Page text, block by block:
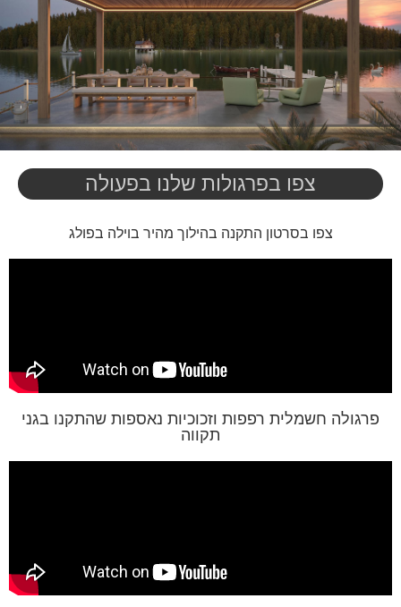
צפו בפרגולות שלנו בפעולה
צפו בסרטון התקנה בהילוך מהיר בוילה בפולג
פרגולה חשמלית רפפות וזכוכיות נאספות שהתקנו בגני
תקווה